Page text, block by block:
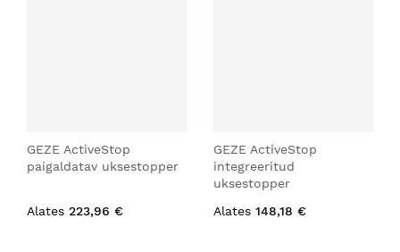
GEZE ActiveStop
paigaldatav uksestopper
Alates 223,96 €
GEZE ActiveStop
integreeritud
uksestopper
Alates 148,18 €